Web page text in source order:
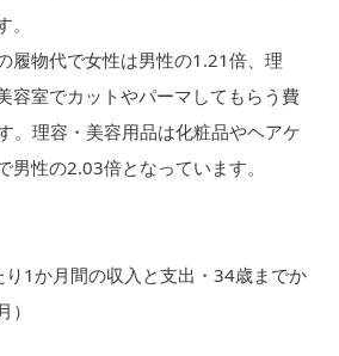
履物代で女性は男性の1.21倍、理
容室でカットやパーマしてもらう費
。理容・美容用品は化粧品やヘアケ
男性の2.03倍となっています。
り1か月間の収入と支出・34歳までか